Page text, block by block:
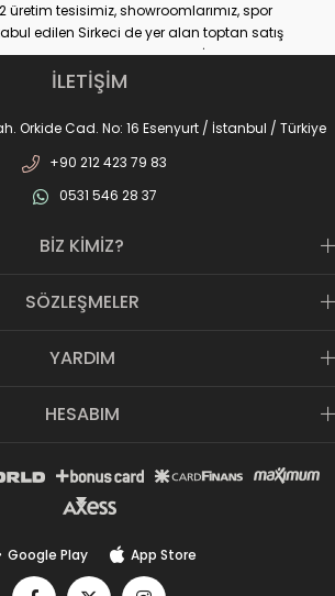
tesisimiz, showroomlarımız, spor
edilen Sirkeci de yer alan toptan satış
yaklaşık 300 bayimiz, İstanbul’da 10
Türkiye’ye hizmet eden e-ticaret sanal
ailesi günden güne büyüyerek sektöre,
Türkiye'de ülkemize hizmet etmektedir.
İLETİŞİM
Orkide Cad. No: 16 Esenyurt / İstanbul / Türkiye
+90 212 423 79 83
0531 546 28 37
BİZ KİMİZ?
SÖZLEŞMELER
YARDIM
HESABIM
Google Play App Store